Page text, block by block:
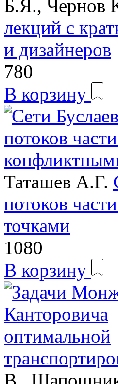
Б.Я., Чернов
лекций с
и дизайнеров
780
В корзину
Таташев А.Г.
потоков
точками
1080
В корзину
В.,